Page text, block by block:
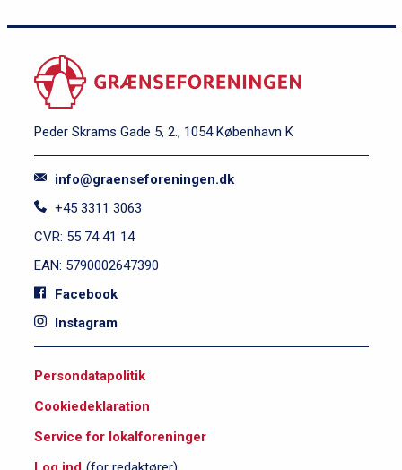
Peder Skrams Gade 5, 2., 1054 København K
info@graenseforeningen.dk
+45 3311 3063
CVR: 55 74 41 14
EAN: 5790002647390
Facebook
Instagram
i
d
e
Persondatapolitik
Cookiedeklaration
Service for lokalforeninger